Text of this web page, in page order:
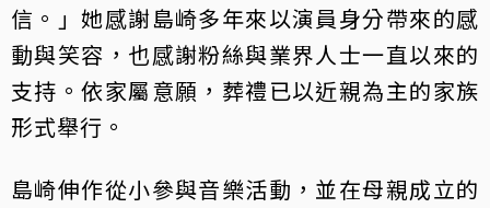
信。」她感謝島崎多年來以演員身分帶來的感
動與笑容，也感謝粉絲與業界人士一直以來的
支持。依家屬意願，葬禮已以近親為主的家族
形式舉行。
島崎伸作從小參與音樂活動，並在母親成立的